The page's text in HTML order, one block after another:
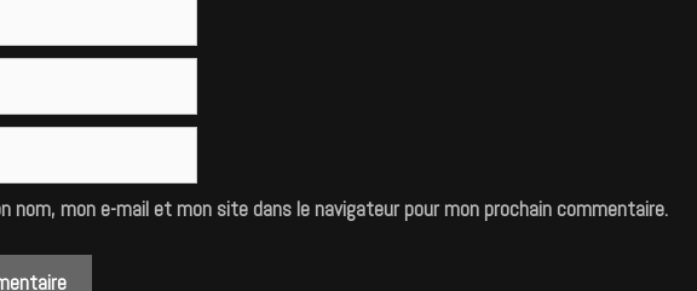
nom, mon e-mail et mon site dans le navigateur pour mon prochain commentaire.